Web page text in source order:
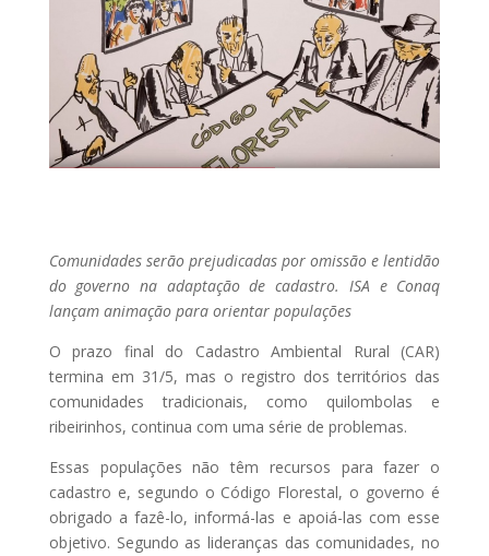
Comunidades serão prejudicadas por omissão e lentidão
do governo na adaptação de cadastro. ISA e Conaq
lançam animação para orientar populações
O prazo final do Cadastro Ambiental Rural (CAR)
termina em 31/5, mas o registro dos territórios das
comunidades tradicionais, como quilombolas e
ribeirinhos, continua com uma série de problemas.
Essas populações não têm recursos para fazer o
cadastro e, segundo o Código Florestal, o governo é
obrigado a fazê-lo, informá-las e apoiá-las com esse
objetivo. Segundo as lideranças das comunidades, no